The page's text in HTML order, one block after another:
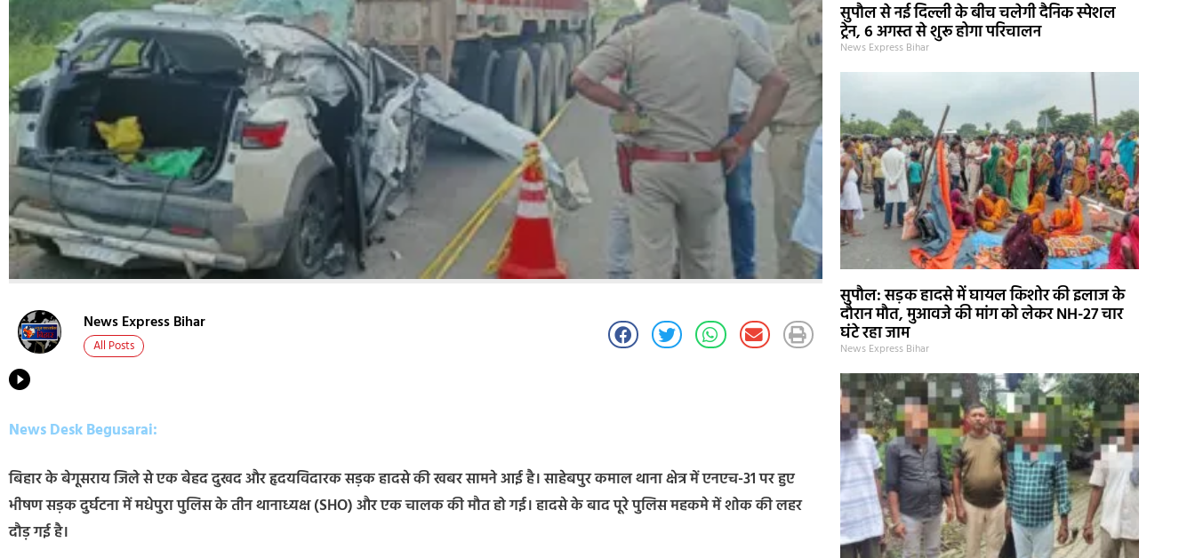
News Express Bihar
All Posts
News Desk Begusarai:
बिहार के बेगूसराय जिले से एक बेहद दुखद और हृदयविदारक सड़क हादसे की खबर सामने आई है। साहेबपुर कमाल थाना क्षेत्र में एनएच-31 पर हुए
भीषण सड़क दुर्घटना में मधेपुरा पुलिस के तीन थानाध्यक्ष (SHO) और एक चालक की मौत हो गई। हादसे के बाद पूरे पुलिस महकमे में शोक की लहर
दौड़ गई है।
सुपौल से नई दिल्ली के बीच चलेगी दैनिक स्पेशल
ट्रेन, 6 अगस्त से शुरू होगा परिचालन
News Express Bihar
सुपौल: सड़क हादसे में घायल किशोर की इलाज के
दौरान मौत, मुआवजे की मांग को लेकर NH-27 चार
घंटे रहा जाम
News Express Bihar